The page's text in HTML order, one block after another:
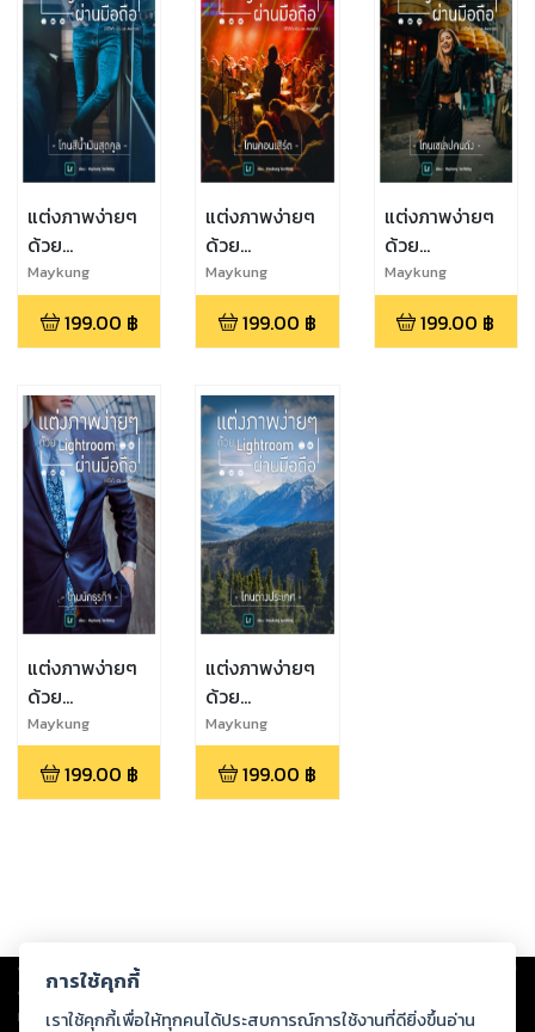
แต่งภาพง่ายๆ
ด้วย
Lightroom
ผ่านมือถือ : โทน
สีน้ำเงินสุดคูล
Maykung
Techblog
199.00 ฿
แต่งภาพง่ายๆ
ด้วย
Lightroom
ผ่านมือถือ : โทน
คอนเสิร์ต
Maykung
Techblog
199.00 ฿
แต่งภาพง่ายๆ
ด้วย
Lightroom
ผ่านมือถือ : โทน
เซเลปคนดัง
Maykung
Techblog
199.00 ฿
แต่งภาพง่ายๆ
ด้วย
Lightroom
ผ่านมือถือ : โทน
นักธุรกิจ
Maykung
Techblog
199.00 ฿
แต่งภาพง่ายๆ
ด้วย
Lightroom
ผ่านมือถือ : โทน
ต่างประเทศ
Maykung
Techblog
199.00 ฿
Copyright © 2026
ต่อผลงานหรือเนื้อหาใดที่อัปโหลดผ่านเว็บไซต์และปรากฏว่าละเมิดสิทธิใน
ทรัพย์สินทางปัญญาของบุคคลอื่นหรือขัดต่อกฎหมายและศีลธรรม ดังนั้น ผู้อ่าน
การใช้คุกกี้
เราใช้คุกกี้เพื่อให้ทุกคนได้ประสบการณ์การใช้งานที่ดียิ่งขึ้นอ่าน